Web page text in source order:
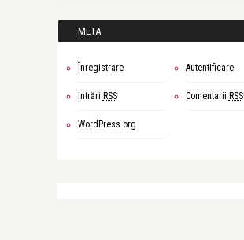
META
Înregistrare Autentificare
Intrări RSS Comentarii RSS
WordPress.org